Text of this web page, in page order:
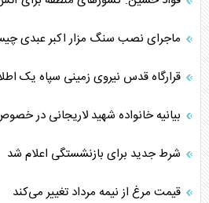
ماجرای نصب سنگ مزار اکبر عبدی
قرارگاه قدس نیروی زمینی سپاه یک
بیانیه خانواده شهید لاریجانی در
شرط جدید برای بازنشستگی اعلام شد
قیمت مرغ از نیمه مرداد تغییر می‌کند